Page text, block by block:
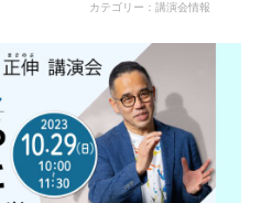
カテゴリー：講演会情報